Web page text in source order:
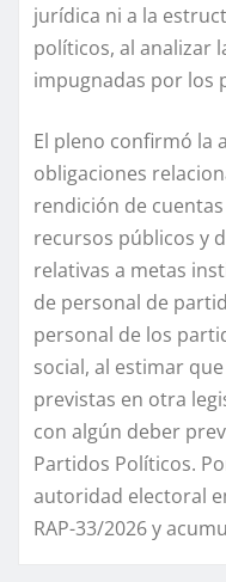
jurídica ni a la
políticos, al analizar
impugnadas por los
El pleno confirmó la
obligaciones
rendición de
recursos públicos y
relativas a metas
de personal de
personal de los
social, al estimar
previstas en otra
con algún deber
Partidos Políticos.
autoridad electoral
RAP-33/2026 y